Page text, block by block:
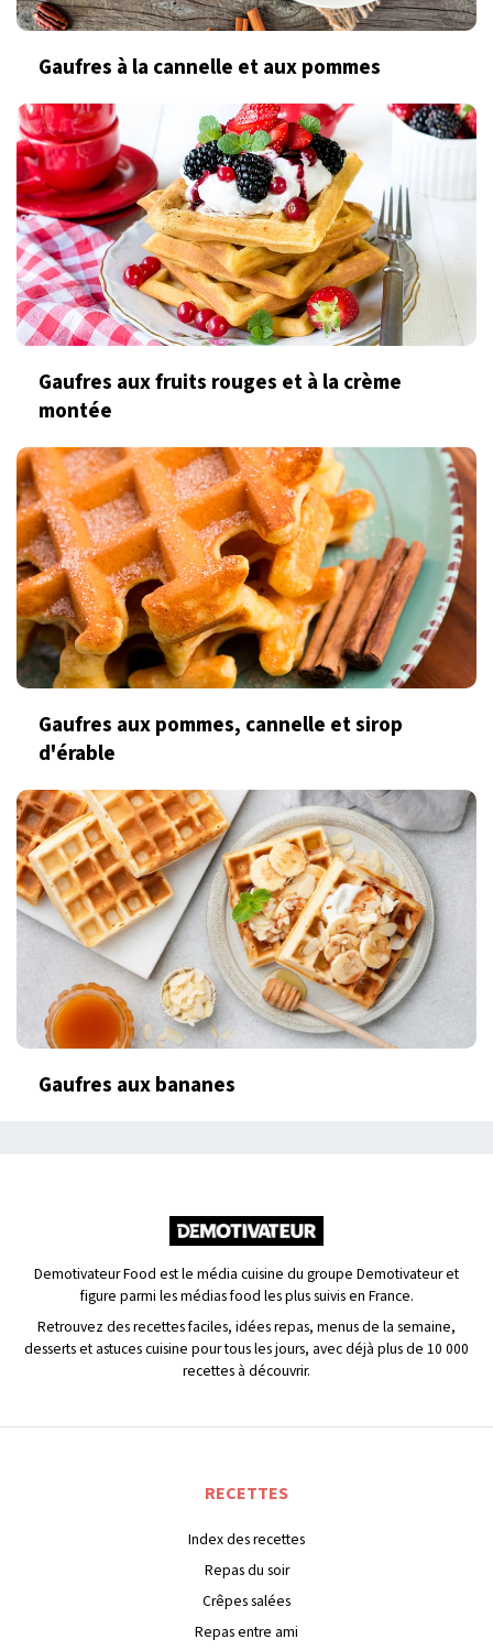
Gaufres à la cannelle et aux pommes
Gaufres aux fruits rouges et à la crème
montée
Gaufres aux pommes, cannelle et sirop
d'érable
Gaufres aux bananes
Demotivateur Food est le média cuisine du groupe Demotivateur et
figure parmi les médias food les plus suivis en France.
Retrouvez des recettes faciles, idées repas, menus de la semaine,
desserts et astuces cuisine pour tous les jours, avec déjà plus de 10 000
recettes à découvrir.
RECETTES
Index des recettes
Repas du soir
Crêpes salées
Repas entre ami